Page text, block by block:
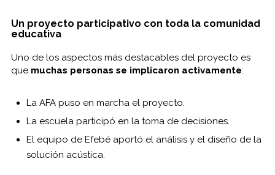
Un proyecto participativo con toda la comunidad
educativa
Uno de los aspectos más destacables del proyecto es
que muchas personas se implicaron activamente:
La AFA puso en marcha el proyecto.
La escuela participó en la toma de decisiones.
El equipo de Efebé aportó el análisis y el diseño de la
solución acústica.